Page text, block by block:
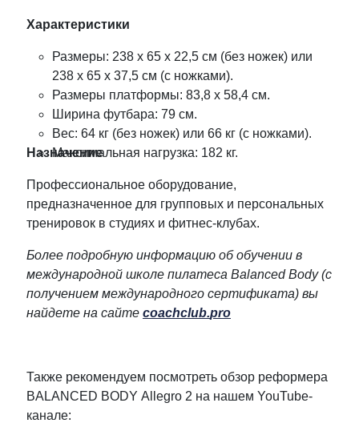
Характеристики
Размеры: 238 х 65 х 22,5 см (без ножек) или
238 х 65 х 37,5 см (с ножками).
Размеры платформы: 83,8 х 58,4 см.
Ширина футбара: 79 см.
Вес: 64 кг (без ножек) или 66 кг (с ножками).
Максимальная нагрузка: 182 кг.
Назначение
Профессиональное оборудование,
предназначенное для групповых и персональных
тренировок в студиях и фитнес-клубах.
Более подробную информацию об обучении в
международной школе пилатеса Balanced Body(с
получением международного сертификата) вы
найдете на сайте coachclub.pro
Также рекомендуем посмотреть обзор реформера
BALANCED BODY Allegro 2 на нашем YouTube-
канале: